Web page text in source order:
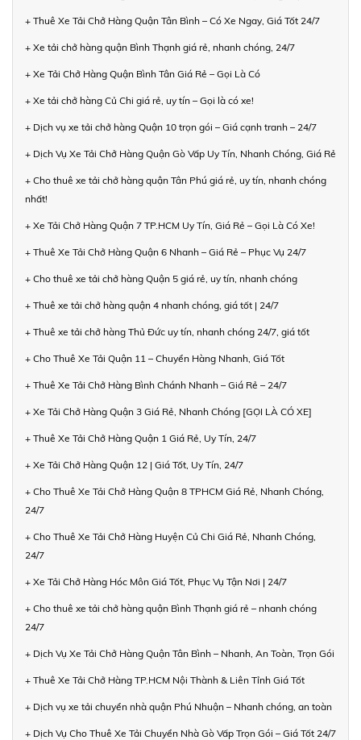
+ Thuê Xe Tải Chở Hàng Quận Tân Bình – Có Xe Ngay, Giá Tốt 24/7
+ Xe tải chở hàng quận Bình Thạnh giá rẻ, nhanh chóng, 24/7
+ Xe Tải Chở Hàng Quận Bình Tân Giá Rẻ – Gọi Là Có
+ Xe tải chở hàng Củ Chi giá rẻ, uy tín – Gọi là có xe!
+ Dịch vụ xe tải chở hàng Quận 10 trọn gói – Giá cạnh tranh – 24/7
+ Dịch Vụ Xe Tải Chở Hàng Quận Gò Vấp Uy Tín, Nhanh Chóng, Giá Rẻ
+ Cho thuê xe tải chở hàng quận Tân Phú giá rẻ, uy tín, nhanh chóng
nhất!
+ Xe Tải Chở Hàng Quận 7 TP.HCM Uy Tín, Giá Rẻ – Gọi Là Có Xe!
+ Thuê Xe Tải Chở Hàng Quận 6 Nhanh – Giá Rẻ – Phục Vụ 24/7
+ Cho thuê xe tải chở hàng Quận 5 giá rẻ, uy tín, nhanh chóng
+ Thuê xe tải chở hàng quận 4 nhanh chóng, giá tốt | 24/7
+ Thuê xe tải chở hàng Thủ Đức uy tín, nhanh chóng 24/7, giá tốt
+ Cho Thuê Xe Tải Quận 11 – Chuyển Hàng Nhanh, Giá Tốt
+ Thuê Xe Tải Chở Hàng Bình Chánh Nhanh – Giá Rẻ – 24/7
+ Xe Tải Chở Hàng Quận 3 Giá Rẻ, Nhanh Chóng [GỌI LÀ CÓ XE]
+ Thuê Xe Tải Chở Hàng Quận 1 Giá Rẻ, Uy Tín, 24/7
+ Xe Tải Chở Hàng Quận 12 | Giá Tốt, Uy Tín, 24/7
+ Cho Thuê Xe Tải Chở Hàng Quận 8 TPHCM Giá Rẻ, Nhanh Chóng,
24/7
+ Cho Thuê Xe Tải Chở Hàng Huyện Củ Chi Giá Rẻ, Nhanh Chóng,
24/7
+ Xe Tải Chở Hàng Hóc Môn Giá Tốt, Phục Vụ Tận Nơi | 24/7
+ Cho thuê xe tải chở hàng quận Bình Thạnh giá rẻ – nhanh chóng
24/7
+ Dịch Vụ Xe Tải Chở Hàng Quận Tân Bình – Nhanh, An Toàn, Trọn Gói
+ Thuê Xe Tải Chở Hàng TP.HCM Nội Thành & Liên Tỉnh Giá Tốt
+ Dịch vụ xe tải chuyển nhà quận Phú Nhuận – Nhanh chóng, an toàn
+ Dịch Vụ Cho Thuê Xe Tải Chuyển Nhà Gò Vấp Trọn Gói – Giá Tốt 24/7